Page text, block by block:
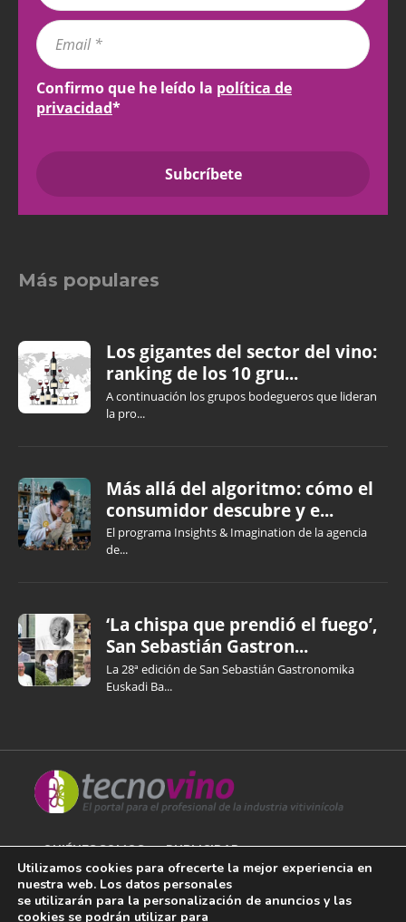
Confirmo que he leído la política de
privacidad*
Más populares
Los gigantes del sector del vino:
ranking de los 10 gru...
A continuación los grupos bodegueros que lideran
la pro...
Más allá del algoritmo: cómo el
consumidor descubre y e...
El programa Insights & Imagination de la agencia
de...
‘La chispa que prendió el fuego’,
San Sebastián Gastron...
La 28ª edición de San Sebastián Gastronomika
Euskadi Ba...
QUIÉNES SOMOS PUBLICIDAD
AVISO LEGAL
Utilizamos cookies para ofrecerte la mejor experiencia en
nuestra web. Los datos personales
se utilizarán para la personalización de anuncios y las
cookies se podrán utilizar para